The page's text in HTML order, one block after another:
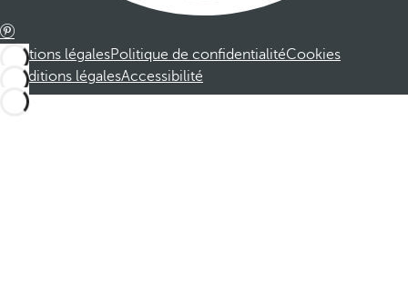
Mentions légalesPolitique de confidentialitéCookies
Conditions légalesAccessibilité